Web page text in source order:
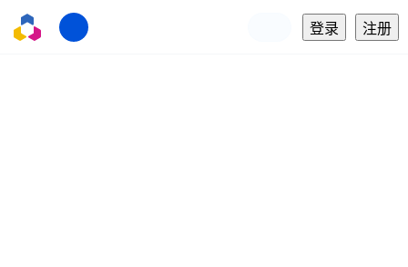
登录 注册